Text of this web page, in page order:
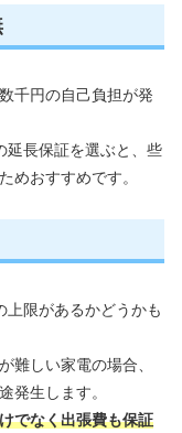
千円の自己負担が発
延長保証を選ぶと、些
めおすすめです。
限があるかどうかも
難しい家電の場合、
発生します。
でなく出張費も保証